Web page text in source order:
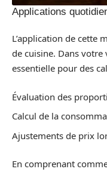
Applications
L’application de cette
de cuisine. Dans votre
essentielle pour des
Évaluation des
Calcul de la
Ajustements de prix
En comprenant